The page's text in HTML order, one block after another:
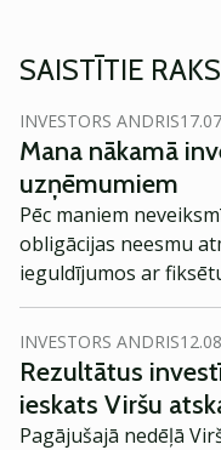
SAISTĪTIE
INVESTORS ANDRIS
Mana nākamā
uzņēmumiem
Pēc maniem
obligācijas neesmu
ieguldījumos ar
opcijas, secināju, ka
varētu būt
INVESTORS ANDRIS
Rezultātus
ieskats Viršu
Pagājušajā nedēļā